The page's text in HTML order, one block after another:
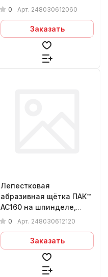
Ø80х30х6мм, Р60
0 Арт. 248030612060
Заказать
Лепестковая
абразивная щётка ПАК™
AC160 на шпинделе,
Ø80х30х6мм, Р120
0 Арт. 248030612120
Заказать